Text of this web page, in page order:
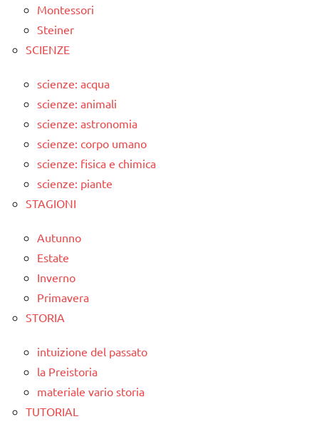
Montessori
Steiner
SCIENZE
scienze: acqua
scienze: animali
scienze: astronomia
scienze: corpo umano
scienze: fisica e chimica
scienze: piante
STAGIONI
Autunno
Estate
Inverno
Primavera
STORIA
intuizione del passato
la Preistoria
materiale vario storia
TUTORIAL